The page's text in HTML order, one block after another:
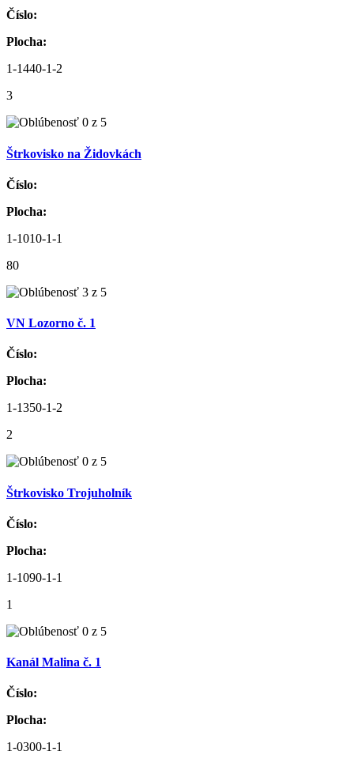
Číslo:
Plocha:
1-1440-1-2
3
Štrkovisko na Židovkách
Číslo:
Plocha:
1-1010-1-1
80
VN Lozorno č. 1
Číslo:
Plocha:
1-1350-1-2
2
Štrkovisko Trojuholník
Číslo:
Plocha:
1-1090-1-1
1
Kanál Malina č. 1
Číslo:
Plocha:
1-0300-1-1